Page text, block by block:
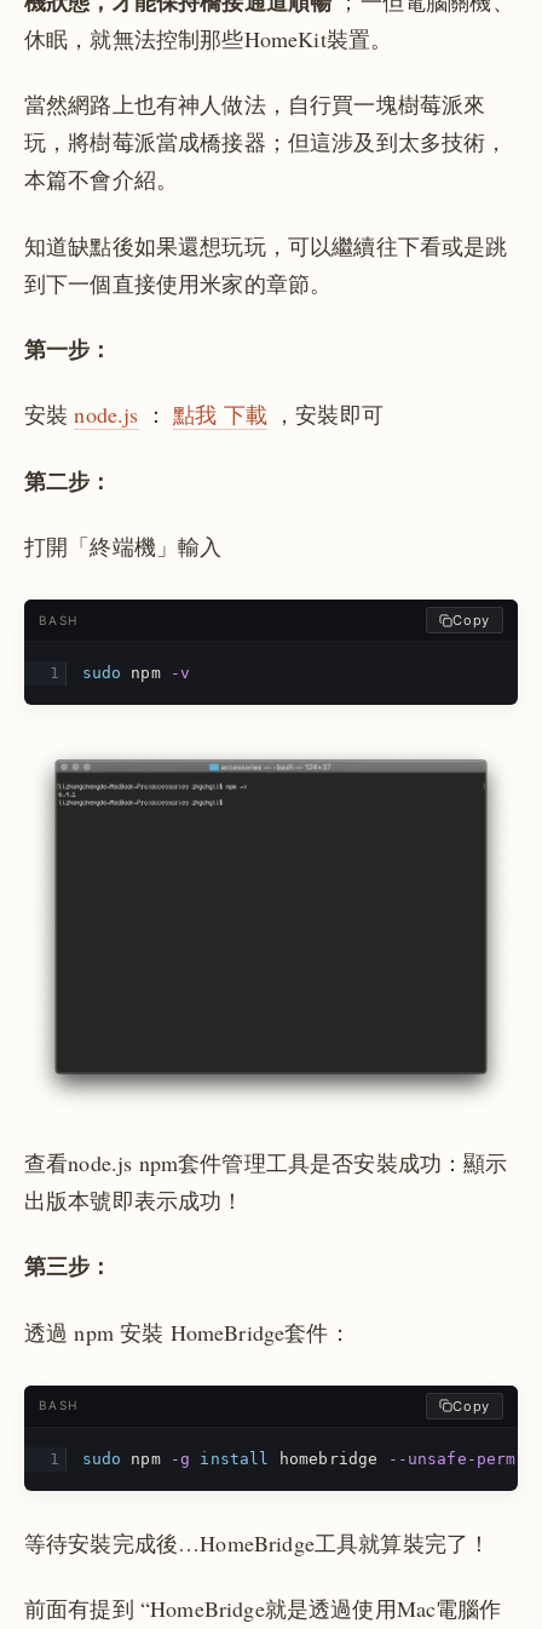
休眠，就無法控制那些HomeKit裝置。
當然網路上也有神人做法，自行買一塊樹莓派來
玩，將樹莓派當成橋接器；但這涉及到太多技術，
本篇不會介紹。
知道缺點後如果還想玩玩，可以繼續往下看或是跳
到下一個直接使用米家的章節。
第一步：
安裝node.js ：點我 下載，安裝即可
第二步：
打開「終端機」輸入
BASH Copy
sudo npm -v
查看node.js npm套件管理工具是否安裝成功：顯示
出版本號即表示成功！
第三步：
透過 npm 安裝 HomeBridge套件：
BASH Copy
sudo npm -g install homebridge --unsafe-perm
等待安裝完成後…HomeBridge工具就算裝完了！
前面有提到 “HomeBridge就是透過使用Mac電腦作